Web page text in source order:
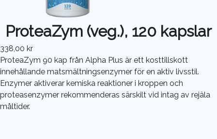
ProteaZym (veg.), 120 kapslar
338,00 kr
ProteaZym 90 kap från Alpha Plus är ett kosttillskott
innehållande matsmältningsenzymer för en aktiv livsstil.
Enzymer aktiverar kemiska reaktioner i kroppen och
proteasenzymer rekommenderas särskilt vid intag av rejäla
måltider.